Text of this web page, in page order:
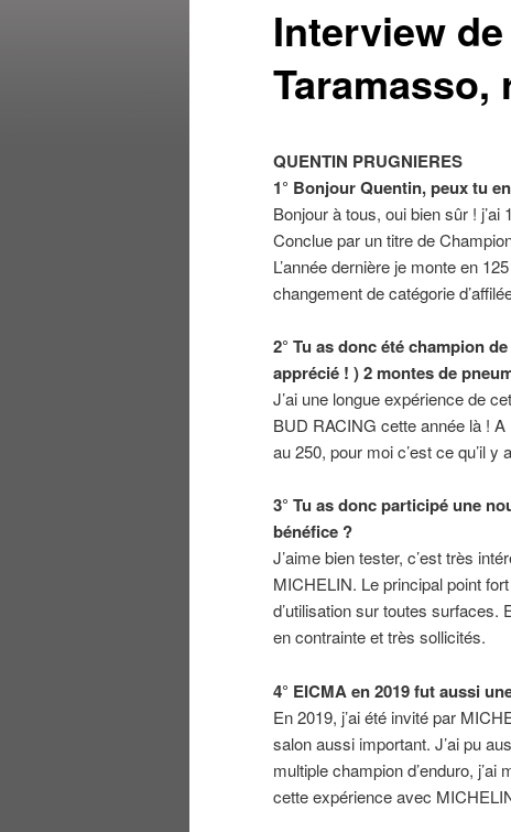
Interview
QUENTIN PRUGNIERES
1° Bonjour Quentin, peux tu
Bonjour à tous, oui bien sûr !
Conclue par un titre de
L’année dernière je monte en
changement de catégorie
2° Tu as donc été champion
apprécié ! ) 2 montes de
J’ai une longue expérience de
BUD RACING cette année là !
au 250, pour moi c’est ce qu’il y
3° Tu as donc participé une
bénéfice ?
J’aime bien tester, c’est très
MICHELIN. Le principal point
d’utilisation sur toutes surfaces.
en contrainte et très sollicités.
4° EICMA en 2019 fut aussi
En 2019, j’ai été invité par
salon aussi important. J’ai pu
multiple champion d’enduro,
cette expérience avec